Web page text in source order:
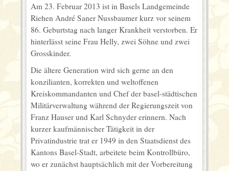
Am 23. Februar 2013 ist in Basels Landgemeinde
Riehen André Saner Nussbaumer kurz vor seinem
86. Geburtstag nach langer Krankheit verstorben. Er
hinterlässt seine Frau Helly, zwei Söhne und zwei
Grosskinder.
Die ältere Generation wird sich gerne an den
konzilianten, korrekten und weltoffenen
Kreiskommandanten und Chef der basel-städtischen
Militärverwaltung während der Regierungszeit von
Franz Hauser und Karl Schnyder erinnern. Nach
kurzer kaufmännischer Tätigkeit in der
Privatindustrie trat er 1949 in den Staatsdienst des
Kantons Basel-Stadt, arbeitete beim Kontrollbüro,
wo er zunächst hauptsächlich mit der Vorbereitung